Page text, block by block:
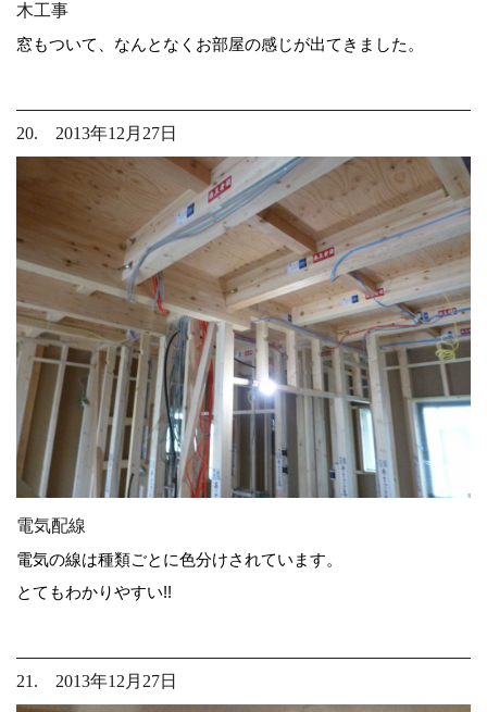
木工事
窓もついて、なんとなくお部屋の感じが出てきました。
20. 2013年12月27日
電気配線
電気の線は種類ごとに色分けされています。
とてもわかりやすい!!
21. 2013年12月27日